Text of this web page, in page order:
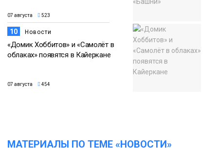
07 августа 523
10 Новости
«Домик Хоббитов» и «Самолёт в
облаках» появятся в Кайеркане
07 августа 454
МАТЕРИАЛЫ ПО ТЕМЕ «НОВОСТИ»